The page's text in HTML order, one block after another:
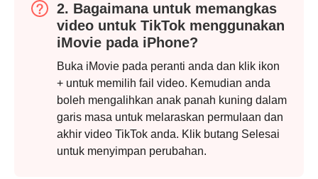
Langkah
2. Bagaimana untuk memangkas
video untuk TikTok menggunakan
iMovie pada iPhone?
Buka iMovie pada peranti anda dan klik ikon
+ untuk memilih fail video. Kemudian anda
boleh mengalihkan anak panah kuning dalam
garis masa untuk melaraskan permulaan dan
akhir video TikTok anda. Klik butang Selesai
untuk menyimpan perubahan.